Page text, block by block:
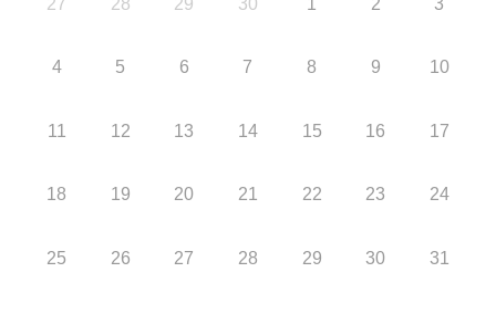
4 5 6 7 8 9 10
11 12 13 14 15 16 17
18 19 20 21 22 23 24
25 26 27 28 29 30 31